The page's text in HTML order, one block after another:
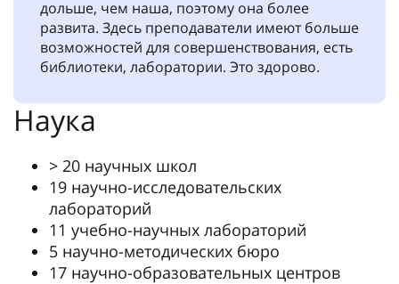
дольше, чем наша, поэтому она более
развита. Здесь преподаватели имеют больше
возможностей для совершенствования, есть
библиотеки, лаборатории. Это здорово.
Наука
> 20 научных школ
19 научно-исследовательских
лабораторий
11 учебно-научных лабораторий
5 научно-методических бюро
17 научно-образовательных центров